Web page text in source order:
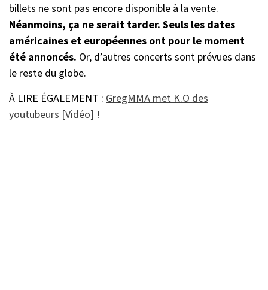
billets ne sont pas encore disponible à la vente.
Néanmoins, ça ne serait tarder. Seuls les dates
américaines et européennes ont pour le moment
été annoncés. Or, d’autres concerts sont prévues dans
le reste du globe.
À LIRE ÉGALEMENT : GregMMA met K.O des
youtubeurs [Vidéo] !